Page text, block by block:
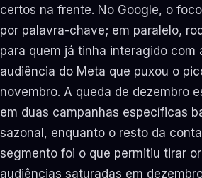
certos na frente. No Google, o
por palavra-chave; em paralelo,
para quem já tinha interagido com
audiência do Meta que puxou o
novembro. A queda de dezembro
em duas campanhas específicas
sazonal, enquanto o resto da
segmento foi o que permitiu tirar
audiências saturadas em